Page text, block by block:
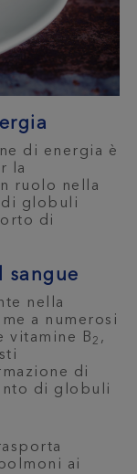
di energia è
la
ruolo nella
di globuli
di
sangue
nella
a numerosi
vitamine B2 ,
di
di globuli
ai